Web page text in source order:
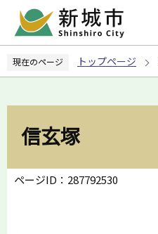
ペ
の
現在のページ トップページ
信玄塚
ページID：287792530